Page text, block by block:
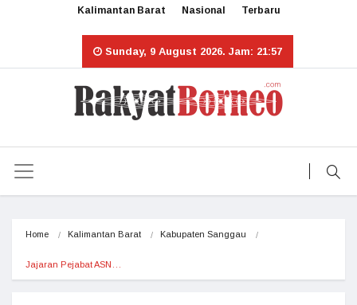
Kalimantan Barat Nasional Terbaru
Sunday, 9 August 2026. Jam: 21:57
Home Kalimantan Barat Kabupaten Sanggau
Jajaran Pejabat ASN…